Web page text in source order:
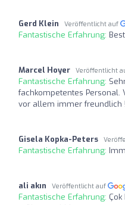
Gerd Klein Veröffentlicht auf
Fantastische Erfahrung:
Marcel Hoyer Veröffentlicht
Fantastische Erfahrung:
fachkompetentes Personal.
vor allem immer freundlich !
Gisela Kopka-Peters
Fantastische Erfahrung:
ali akın Veröffentlicht auf
Fantastische Erfahrung: Çok